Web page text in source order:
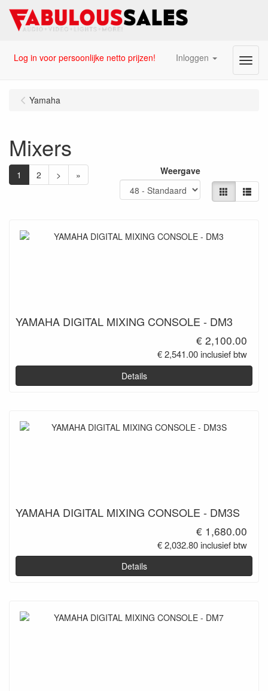
Log in voor persoonlijke netto prijzen! Inloggen Menu
Yamaha
Mixers
1 2 > » Weergave
YAMAHA DIGITAL MIXING CONSOLE - DM3
€ 2,100.00
€ 2,541.00 inclusief btw
Details
YAMAHA DIGITAL MIXING CONSOLE - DM3S
€ 1,680.00
€ 2,032.80 inclusief btw
Details